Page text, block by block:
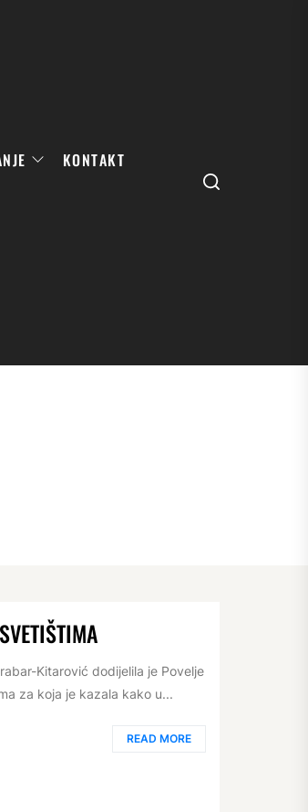
KONTAKT
Search
Kitarović dodijelila je Povelje
za koja je kazala kako u...
READ MORE